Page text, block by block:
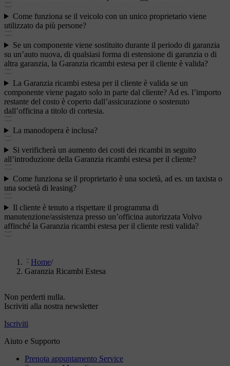
Come funziona se il veicolo con un unico proprietario viene
utilizzato da più persone?
Se un componente viene sostituito durante il periodo di garanzia
su un’auto nuova, di qualsiasi forma di estensione di garanzia o di
altra garanzia, la Garanzia ricambi estesa per il cliente è valida?
La Garanzia ricambi estesa per il cliente è valida se un
componente viene pagato solo in parte dal cliente? Ad es. l’importo
restante del costo è coperto dall’assicurazione o sostenuto
dall’officina a titolo di cortesia.
La manodopera è inclusa?
Si verificherà un aumento dei costi dei ricambi in seguito
all’introduzione della Garanzia ricambi estesa per il cliente?
Come funziona se il proprietario è una società, ad es. un taxista o
una società di leasing?
Il cliente è tenuto a rispettare il programma di
manutenzione/assistenza presso un’officina autorizzata Volvo
affinché la Garanzia ricambi estesa per il cliente resti valida?
Home/
Garanzia Ricambi Estesa